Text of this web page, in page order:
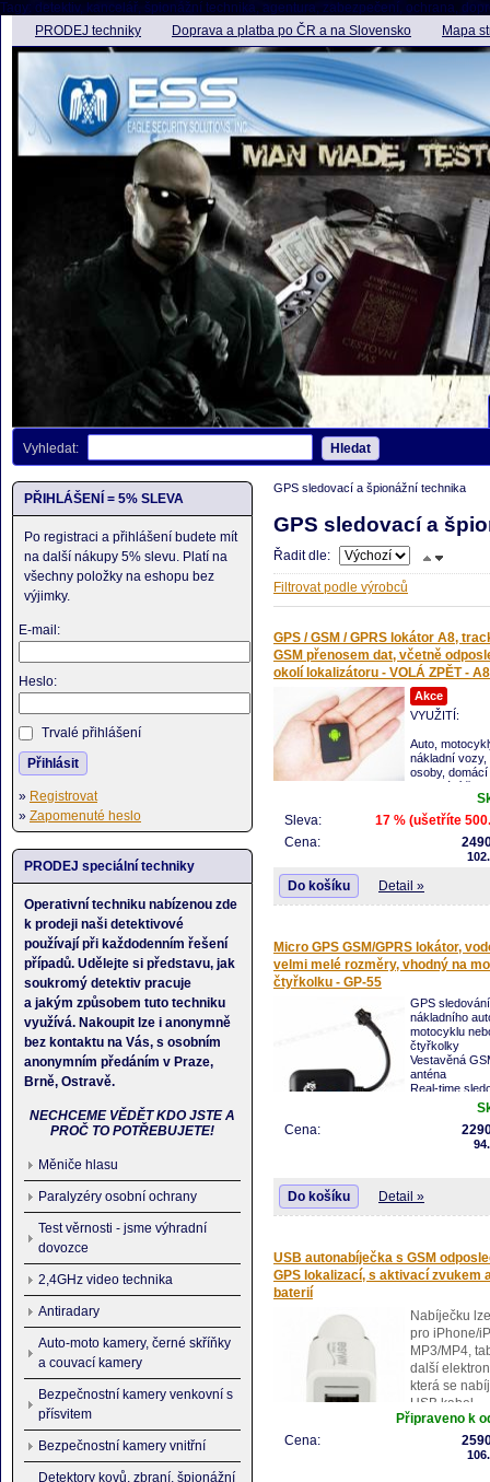
Tagy: detektiv, kancelář, špionážní technika, agentura, zabezpečení, ochrana,
PRODEJ techniky
Doprava a platba po ČR a na Slovensko Mapa
Vyhledat: Hledat
GPS sledovací a špionážní technika
GPS sledovací a
Řadit dle:
Filtrovat podle výrobců
GPS / GSM / GPRS lokátor A8,
GSM přenosem dat, včetně
okolí lokalizátoru - VOLÁ ZPĚT - A8
Akce
VYUŽITÍ:
Auto,
nákladní vozy,
osoby,
Vysoce účinný prvek proti krádeži vozů
zařízení s okamžitostí vypátrání a
reálném čase
Jako ochranný prvek pro starší nebo
osoby. Má SOS tlačítko – které pokud
tak vyšle svoji vlastní pozici až do 5
přednastavených mobilů nebo počítačů.
krádeži majetku
Má vestavěný mikrofon -
zvuky, konverzaci kolem lokátoru.
Sledování svého vozového parku,
17 % (ušetříte
Sleva:
Cena:
Do košíku Detail »
Micro GPS GSM/GPRS lokátor,
velmi melé rozměry, vhodný na
čtyřkolku - GP-55
GPS
nákladního
motocyklu
čtyřkolky
Vestavěná
anténa
Real-time
SOS alarm a
Podpora detekce zapnutí zapalování a
Trakování v reálném čase, přehrávání
trasy
alarm na Váš mabil
Cena:
Do košíku Detail »
USB autonabíječka s GSM
GPS lokalizací, s aktivací zvukem
baterií
Nabíječku
pro iPhone/
MP3/MP4,
další
která se
USB kabel.
Její
snadná,
Připraveno k
Cena:
PŘIHLÁŠENÍ = 5% SLEVA
Po registraci a přihlášení budete mít
na další nákupy 5% slevu. Platí na
všechny položky na eshopu bez
výjimky.
E-mail:
Heslo:
Trvalé přihlášení
Přihlásit
» Registrovat
» Zapomenuté heslo
PRODEJ speciální techniky
Operativní techniku nabízenou zde
k prodeji naši detektivové
používají při každodenním řešení
případů. Udělejte si představu, jak
soukromý detektiv pracuje
a jakým způsobem tuto techniku
využívá. Nakoupit lze i anonymně
bez kontaktu na Vás, s osobním
anonymním předáním v Praze,
Brně, Ostravě.
NECHCEME VĚDĚT KDO JSTE A
PROČ TO POTŘEBUJETE!
Měniče hlasu
Paralyzéry osobní ochrany
Test věrnosti - jsme výhradní
dovozce
2,4GHz video technika
Antiradary
Auto-moto kamery, černé skříňky
a couvací kamery
Bezpečnostní kamery venkovní s
přísvitem
Bezpečnostní kamery vnitřní
Detektory kovů, zbraní, špionážní